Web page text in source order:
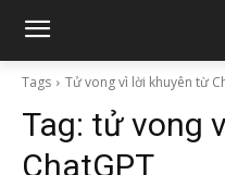
Tags Tử vong vì lời khuyên từ
Tag: tử vong
ChatGPT